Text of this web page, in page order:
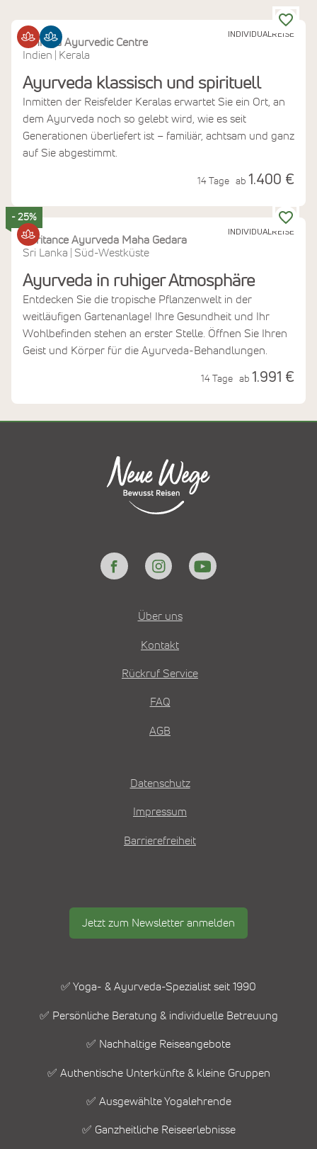
INDIVIDUALREISE
Athreya Ayurvedic Centre
Indien
Kerala
Ayurveda klassisch und spirituell
Inmitten der Reisfelder Keralas erwartet Sie ein Ort, an
dem Ayurveda noch so gelebt wird, wie es seit
Generationen überliefert ist – familiär, achtsam und ganz
auf Sie abgestimmt.
14 Tage ab 1.400 €
INDIVIDUALREISE
- 25%
Heritance Ayurveda Maha Gedara
Sri Lanka
Süd-Westküste
Ayurveda in ruhiger Atmosphäre
Entdecken Sie die tropische Pflanzenwelt in der
weitläufigen Gartenanlage! Ihre Gesundheit und Ihr
Wohlbefinden stehen an erster Stelle. Öffnen Sie Ihren
Geist und Körper für die Ayurveda-Behandlungen.
14 Tage ab 1.991 €
Über uns
Kontakt
Rückruf Service
FAQ
AGB
Datenschutz
Impressum
Barrierefreiheit
Jetzt zum Newsletter anmelden
✅ Yoga- & Ayurveda-Spezialist seit 1990
✅ Persönliche Beratung & individuelle Betreuung
✅ Nachhaltige Reiseangebote
✅ Authentische Unterkünfte & kleine Gruppen
✅ Ausgewählte Yogalehrende
✅ Ganzheitliche Reiseerlebnisse